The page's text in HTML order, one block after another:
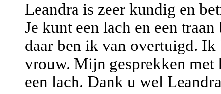
Leandra is zeer kundig en
Je kunt een lach en een
daar ben ik van overtuigd.
vrouw. Mijn gesprekken
een lach. Dank u wel